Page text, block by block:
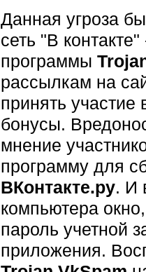
Данная угроза
сеть "В
программы
рассылкам на
принять участие
бонусы.
мнение
программу для
ВКонтакте.ру. И
компьютера
пароль учетной
приложения.